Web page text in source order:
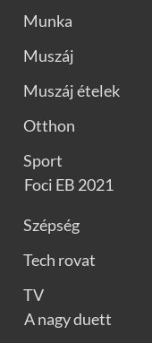
Munka
Muszáj
Muszáj ételek
Otthon
Sport
Foci EB 2021
Szépség
Tech rovat
TV
A nagy duett